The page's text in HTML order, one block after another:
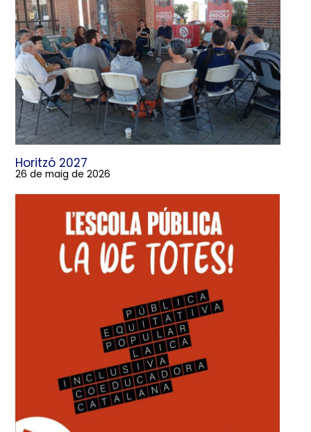
Horitzó 2027
26 de maig de 2026